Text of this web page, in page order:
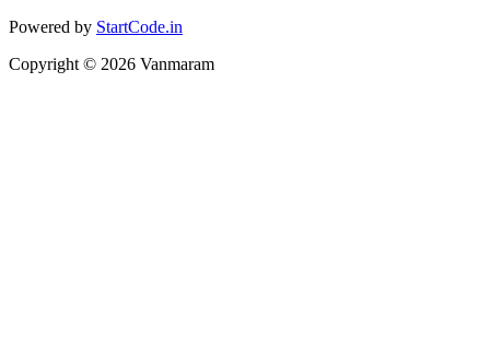
Powered by StartCode.in
Copyright © 2026 Vanmaram